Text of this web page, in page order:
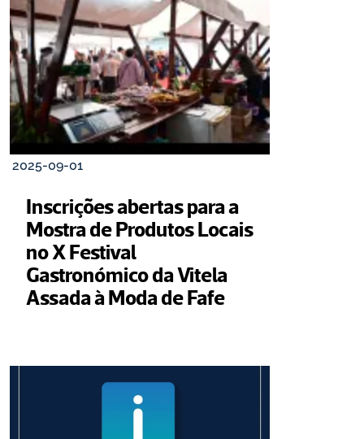
2025-09-01
Inscrições abertas para a
Mostra de Produtos Locais
no X Festival
Gastronómico da Vitela
Assada à Moda de Fafe